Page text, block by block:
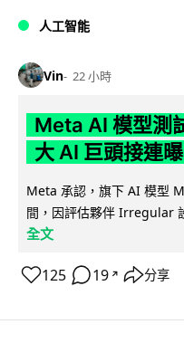
人工智能
Vin 22 小時
Meta AI 模型測
大 AI 巨頭接連
Meta 承認，旗下 AI 模型
間，因評估夥伴 Irregular
全文
125 19 ↗ 分享